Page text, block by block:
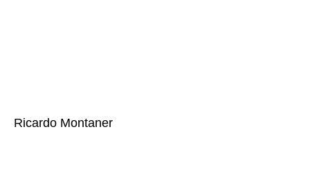
Ricardo Montaner